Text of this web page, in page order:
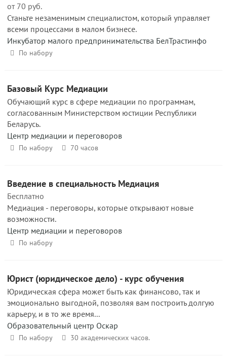
от 70 руб.
Станьте незаменимым специалистом, который управляет
всеми процессами в малом бизнесе.
Инкубатор малого предпринимательства БелТрастинфо
По набору
Базовый Курс Медиации
Обучающий курс в сфере медиации по программам,
согласованным Министерством юстиции Республики
Беларусь.
Центр медиации и переговоров
По набору 70 часов
Введение в специальность Медиация
Бесплатно
Медиация - переговоры, которые открывают новые
возможности.
Центр медиации и переговоров
По набору
Юрист (юридическое дело) - курс обучения
Юридическая сфера может быть как финансово, так и
эмоционально выгодной, позволяя вам построить долгую
карьеру, и в то же время...
Образовательный центр Оскар
По набору 30 академических часов.